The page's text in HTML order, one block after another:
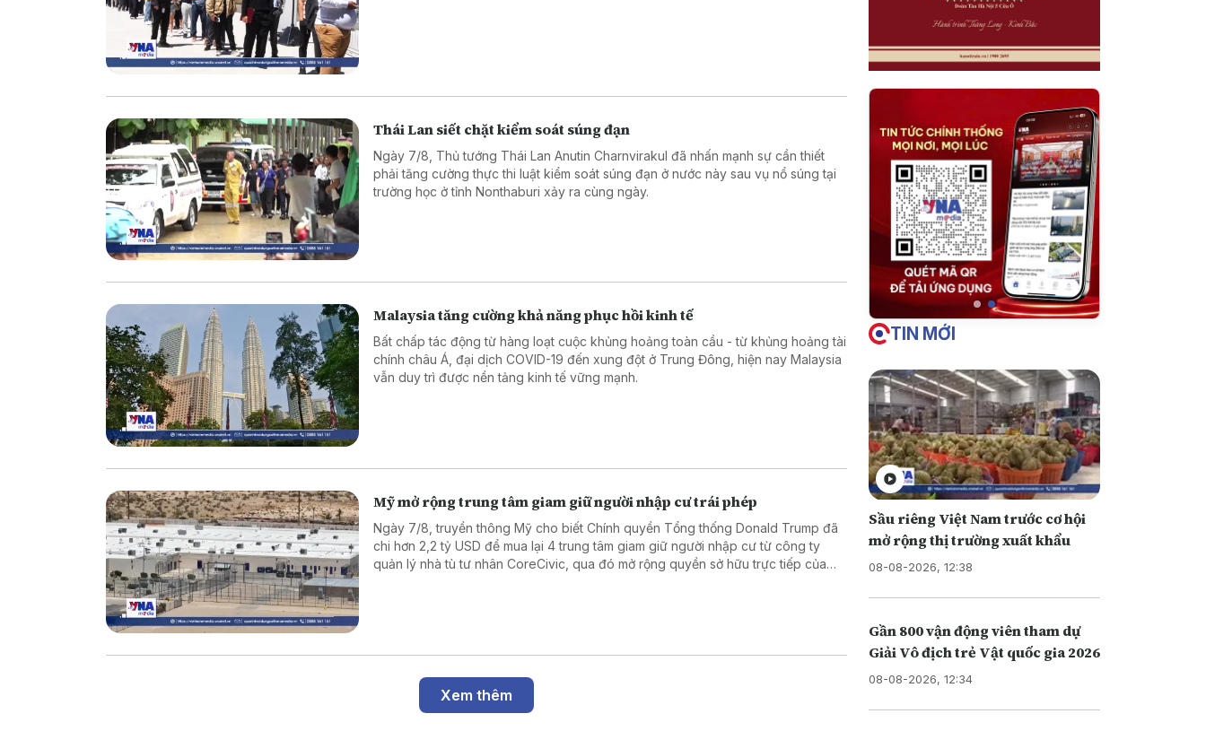
Thái Lan siết chặt kiểm soát súng đạn
Ngày 7/8, Thủ tướng Thái Lan Anutin Charnvirakul đã nhấn mạnh sự cần thiết
phải tăng cường thực thi luật kiểm soát súng đạn ở nước này sau vụ nổ súng tại
trường học ở tỉnh Nonthaburi xảy ra cùng ngày.
Malaysia tăng cường khả năng phục hồi kinh tế
Bất chấp tác động từ hàng loạt cuộc khủng hoảng toàn cầu - từ khủng hoảng tài
chính châu Á, đại dịch COVID-19 đến xung đột ở Trung Đông, hiện nay Malaysia
vẫn duy trì được nền tảng kinh tế vững mạnh.
Mỹ mở rộng trung tâm giam giữ người nhập cư trái phép
Ngày 7/8, truyền thông Mỹ cho biết Chính quyền Tổng thống Donald Trump đã
chi hơn 2,2 tỷ USD để mua lại 4 trung tâm giam giữ người nhập cư từ công ty
quản lý nhà tù tư nhân CoreCivic, qua đó mở rộng quyền sở hữu trực tiếp của
Xem thêm
TIN MỚI
Sầu riêng Việt Nam trước cơ hội
mở rộng thị trường xuất khẩu
08-08-2026, 12:38
Gần 800 vận động viên tham dự
Giải Vô địch trẻ Vật quốc gia 2026
08-08-2026, 12:34